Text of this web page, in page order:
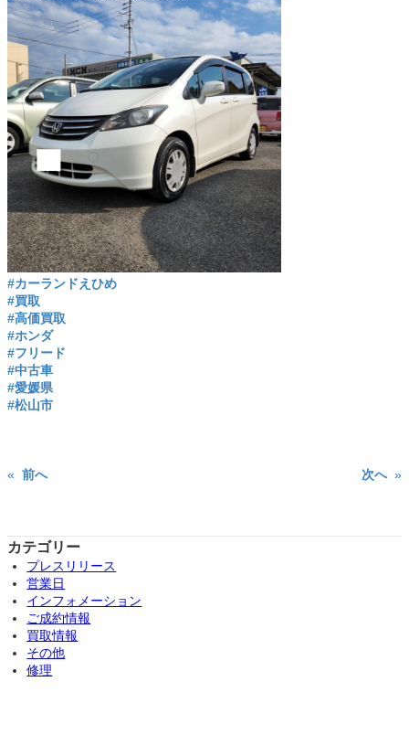
#カーランドえひめ
#買取
#高価買取
#ホンダ
#フリード
#中古車
#愛媛県
#松山市
« 前へ 次へ »
カテゴリー
プレスリリース
営業日
インフォメーション
ご成約情報
買取情報
その他
修理